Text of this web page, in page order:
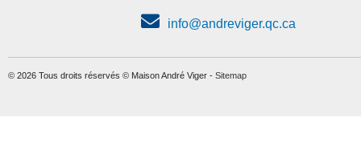
info@andreviger.qc.ca
© 2026 Tous droits réservés © Maison André Viger - Sitemap